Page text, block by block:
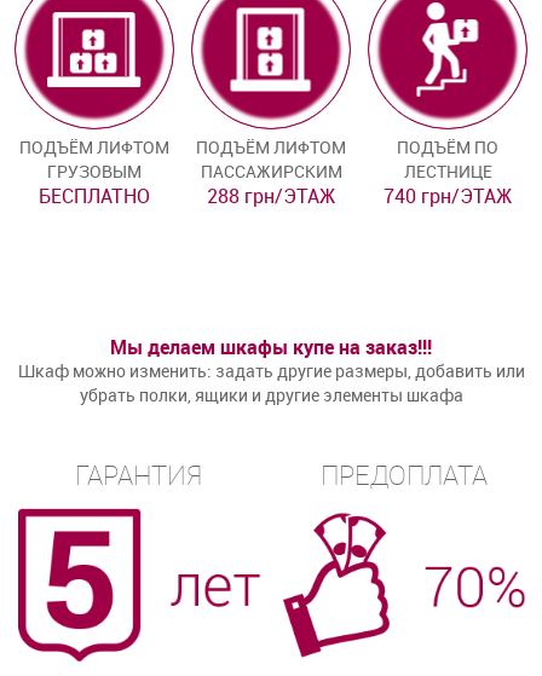
ПОДЪЁМ ЛИФТОМ
ГРУЗОВЫМ
БЕСПЛАТНО
ПОДЪЁМ ЛИФТОМ
ПАССАЖИРСКИМ
288 грн/ЭТАЖ
ПОДЪЁМ ПО
ЛЕСТНИЦЕ
740 грн/ЭТАЖ
Мы делаем шкафы купе на заказ!!!
Шкаф можно изменить: задать другие размеры, добавить или
убрать полки, ящики и другие элементы шкафа
ГАРАНТИЯ ПРЕДОПЛАТА